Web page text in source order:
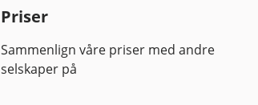
Priser
Sammenlign våre priser med andre
selskaper på